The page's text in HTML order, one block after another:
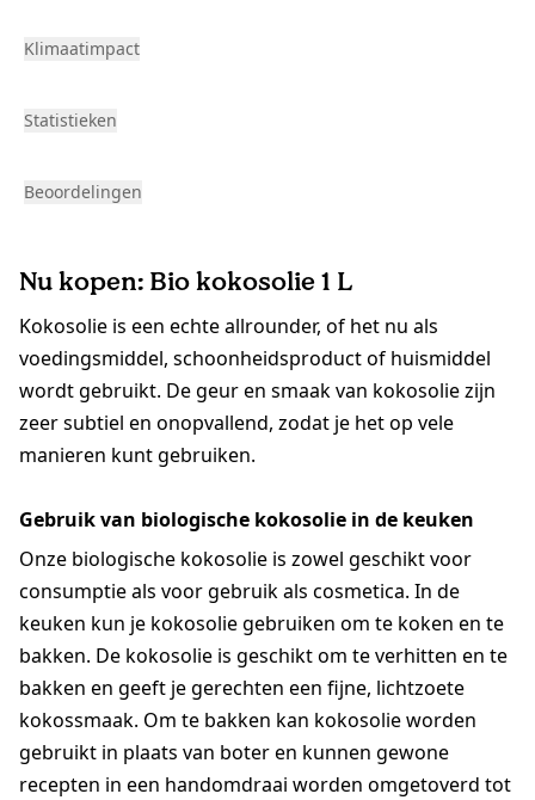
Klimaatimpact
Statistieken
Beoordelingen
Nu kopen: Bio kokosolie 1 L
Kokosolie is een echte allrounder, of het nu als
voedingsmiddel, schoonheidsproduct of huismiddel
wordt gebruikt. De geur en smaak van kokosolie zijn
zeer subtiel en onopvallend, zodat je het op vele
manieren kunt gebruiken.
Gebruik van biologische kokosolie in de keuken
Onze biologische kokosolie is zowel geschikt voor
consumptie als voor gebruik als cosmetica. In de
keuken kun je kokosolie gebruiken om te koken en te
bakken. De kokosolie is geschikt om te verhitten en te
bakken en geeft je gerechten een fijne, lichtzoete
kokossmaak. Om te bakken kan kokosolie worden
gebruikt in plaats van boter en kunnen gewone
recepten in een handomdraai worden omgetoverd tot